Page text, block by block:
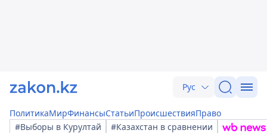
Рус
ПолитикаМирФинансыСтатьиПроисшествияПраво
#Выборы в Курултай
#Казахстан в сравнении